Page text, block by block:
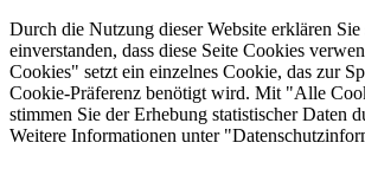
Durch die Nutzung dieser Website erklären
einverstanden, dass diese Seite Cookies
Cookies" setzt ein einzelnes Cookie, das zur
Cookie-Präferenz benötigt wird. Mit "Alle
stimmen Sie der Erhebung statistischer Daten
Weitere Informationen unter